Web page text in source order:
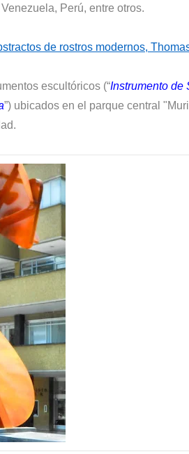
Perú, entre otros.
de rostros modernos,
escultóricos (“Instrumento de
”) ubicados en el parque central